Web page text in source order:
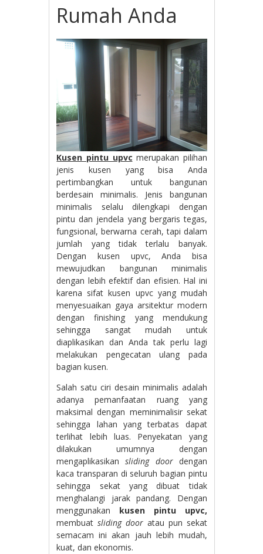
Rumah Anda
Kusen pintu upvc merupakan pilihan
jenis kusen yang bisa Anda
pertimbangkan untuk bangunan
berdesain minimalis. Jenis bangunan
minimalis selalu dilengkapi dengan
pintu dan jendela yang bergaris tegas,
fungsional, berwarna cerah, tapi dalam
jumlah yang tidak terlalu banyak.
Dengan kusen upvc, Anda bisa
mewujudkan bangunan minimalis
dengan lebih efektif dan efisien. Hal ini
karena sifat kusen upvc yang mudah
menyesuaikan gaya arsitektur modern
dengan finishing yang mendukung
sehingga sangat mudah untuk
diaplikasikan dan Anda tak perlu lagi
melakukan pengecatan ulang pada
bagian kusen.
Salah satu ciri desain minimalis adalah
adanya pemanfaatan ruang yang
maksimal dengan meminimalisir sekat
sehingga lahan yang terbatas dapat
terlihat lebih luas. Penyekatan yang
dilakukan umumnya dengan
mengaplikasikansliding doordengan
kaca transparan di seluruh bagian pintu
sehingga sekat yang dibuat tidak
menghalangi jarak pandang. Dengan
menggunakan kusen pintu upvc,
membuatsliding door atau pun sekat
semacam ini akan jauh lebih mudah,
kuat, dan ekonomis.